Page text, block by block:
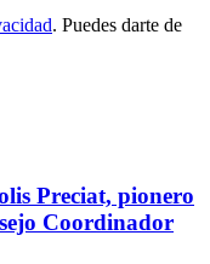
. Puedes darte de
Preciat, pionero
Coordinador